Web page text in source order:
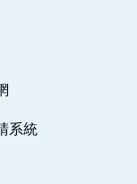
系統